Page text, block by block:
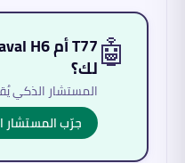
🤖لك؟
المستشار الذكي
جرّب